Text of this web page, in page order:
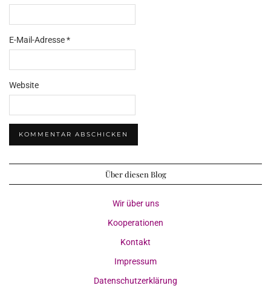
E-Mail-Adresse*
Website
Über diesen Blog
Wir über uns
Kooperationen
Kontakt
Impressum
Datenschutzerklärung